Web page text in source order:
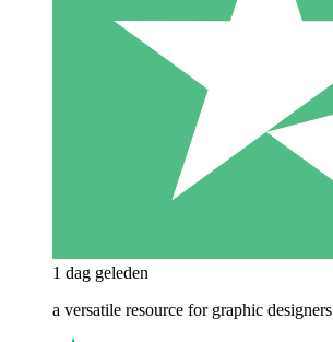
1 dag geleden
a versatile resource for graphic designers